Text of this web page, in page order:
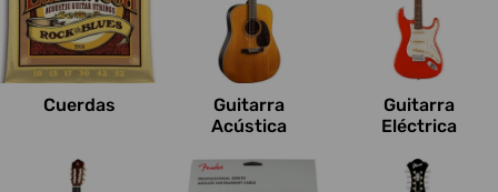
Cuerdas
Guitarra
Acústica
Guitarra
Eléctrica